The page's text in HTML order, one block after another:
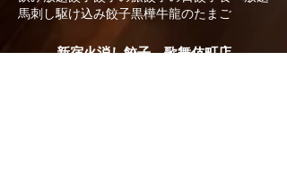
馬刺し駆け込み餃子黒樺牛龍のたまご
- 新宿火消し餃子 歌舞伎町店 -